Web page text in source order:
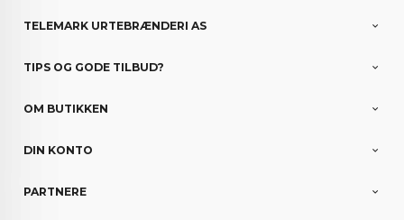
TELEMARK URTEBRÆNDERI AS
TIPS OG GODE TILBUD?
OM BUTIKKEN
DIN KONTO
PARTNERE